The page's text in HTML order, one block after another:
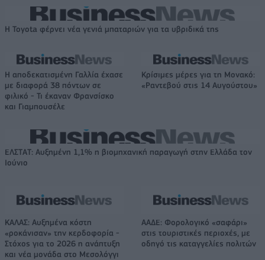
Η Toyota φέρνει νέα γενιά μπαταριών για τα υβριδικά της
Η αποδεκατισμένη Γαλλία έχασε
με διαφορά 38 πόντων σε
φιλικό - Τι έκαναν Φρανσίσκο
και Γιαμπουσέλε
Κρίσιμες μέρες για τη Μονακό:
«Ραντεβού στις 14 Αυγούστου»
ΕΛΣΤΑΤ: Αυξημένη 1,1% η βιομηχανική παραγωγή στην Ελλάδα τον
Ιούνιο
ΚΑΛΑΣ: Αυξημένα κόστη
«ροκάνισαν» την κερδοφορία -
Στόχος για το 2026 η ανάπτυξη
και νέα μονάδα στο Μεσολόγγι
ΑΑΔΕ: Φορολογικό «σαφάρι»
στις τουριστικές περιοχές, με
οδηγό τις καταγγελίες πολιτών